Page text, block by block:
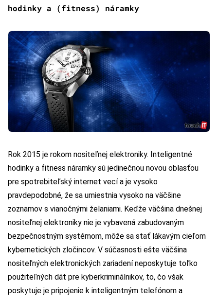
hodinky a (fitness) náramky
Rok 2015 je rokom nositeľnej elektroniky. Inteligentné
hodinky a fitness náramky sú jedinečnou novou oblasťou
pre spotrebiteľský internet vecí a je vysoko
pravdepodobné, že sa umiestnia vysoko na väčšine
zoznamov s vianočnými želaniami. Keďže väčšina dnešnej
nositeľnej elektroniky nie je vybavená zabudovaným
bezpečnostným systémom, môže sa stať lákavým cieľom
kybernetických zločincov. V súčasnosti ešte väčšina
nositeľných elektronických zariadení neposkytuje toľko
použiteľných dát pre kyberkriminálnikov, to, čo však
poskytuje je pripojenie k inteligentným telefónom a